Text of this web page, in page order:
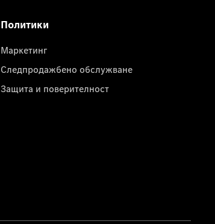
Политики
Маркетинг
Следпродажбено обслужване
Защита и поверителност